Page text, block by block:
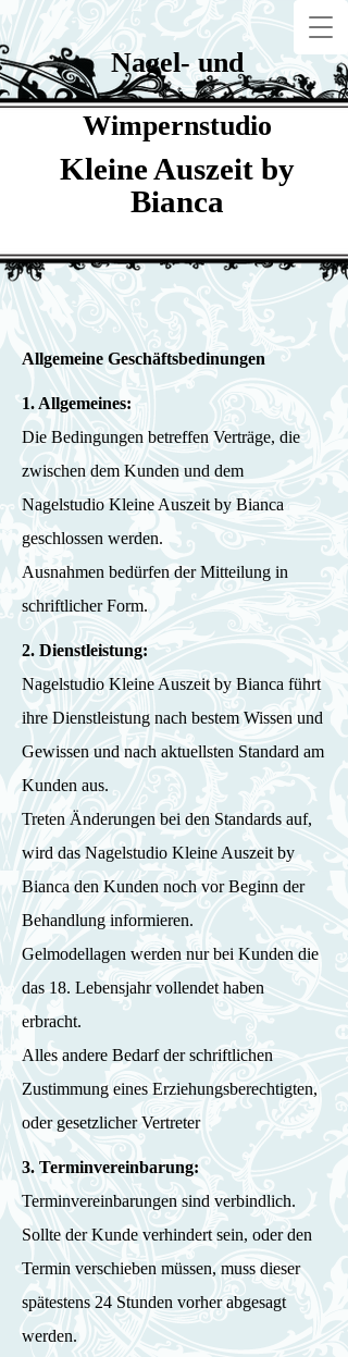
Nagel- und
Wimpernstudio
Kleine Auszeit by
Bianca
Allgemeine Geschäftsbedinungen
1. Allgemeines:
Die Bedingungen betreffen Verträge, die
zwischen dem Kunden und dem
Nagelstudio Kleine Auszeit by Bianca
geschlossen werden.
Ausnahmen bedürfen der Mitteilung in
schriftlicher Form.
2. Dienstleistung:
Nagelstudio Kleine Auszeit by Bianca führt
ihre Dienstleistung nach bestem Wissen und
Gewissen und nach aktuellsten Standard am
Kunden aus.
Treten Änderungen bei den Standards auf,
wird das Nagelstudio Kleine Auszeit by
Bianca den Kunden noch vor Beginn der
Behandlung informieren.
Gelmodellagen werden nur bei Kunden die
das 18. Lebensjahr vollendet haben
erbracht.
Alles andere Bedarf der schriftlichen
Zustimmung eines Erziehungsberechtigten,
oder gesetzlicher Vertreter
3. Terminvereinbarung:
Terminvereinbarungen sind verbindlich.
Sollte der Kunde verhindert sein, oder den
Termin verschieben müssen, muss dieser
spätestens 24 Stunden vorher abgesagt
werden.